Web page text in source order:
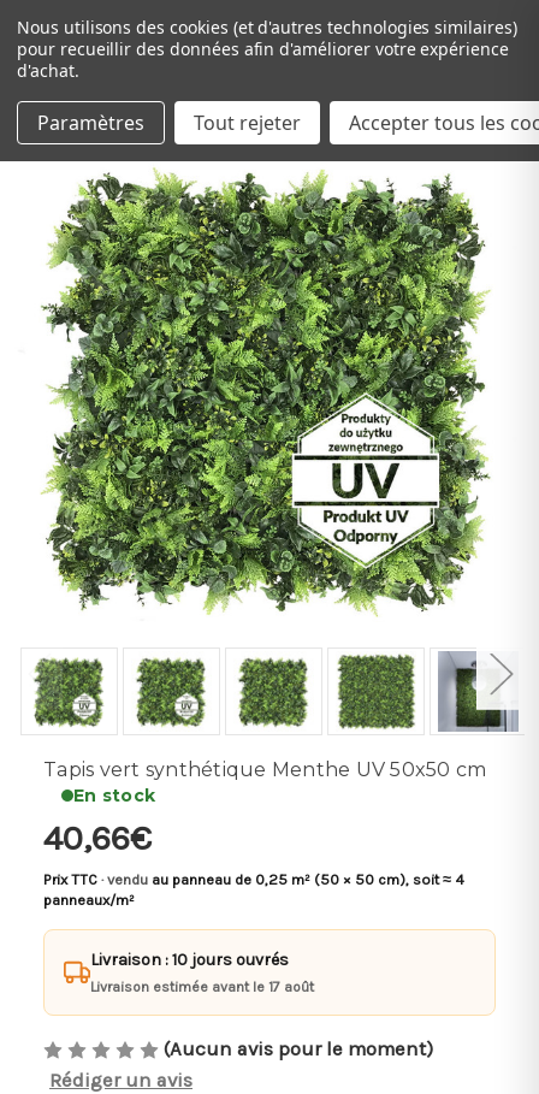
Passer au contenu principal
Tapis vert synthétique Menthe UV 50x50 cm
En stock
40,66€
Prix TTC · vendu au panneau de 0,25 m² (50 × 50 cm), soit ≈ 4
panneaux/m²
Livraison : 10 jours ouvrés
Livraison estimée avant le 17 août
(Aucun avis pour le moment)
Rédiger un avis
Nous utilisons des cookies (et d'autres technologies similaires)
pour recueillir des données afin d'améliorer votre expérience
d'achat.
Paramètres Tout rejeter Accepter tous les